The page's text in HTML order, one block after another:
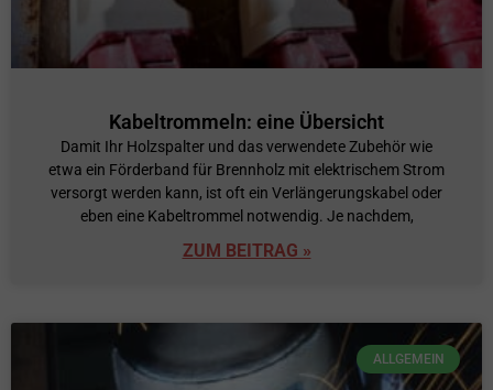
Kabeltrommeln: eine Übersicht
Damit Ihr Holzspalter und das verwendete Zubehör wie
etwa ein Förderband für Brennholz mit elektrischem Strom
versorgt werden kann, ist oft ein Verlängerungskabel oder
eben eine Kabeltrommel notwendig. Je nachdem,
ZUM BEITRAG »
ALLGEMEIN